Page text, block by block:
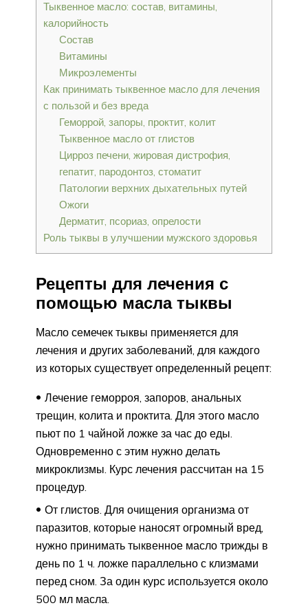
Тыквенное масло: состав, витамины,
калорийность
Состав
Витамины
Микроэлементы
Как принимать тыквенное масло для лечения
с пользой и без вреда
Геморрой, запоры, проктит, колит
Тыквенное масло от глистов
Цирроз печени, жировая дистрофия,
гепатит, пародонтоз, стоматит
Патологии верхних дыхательных путей
Ожоги
Дерматит, псориаз, опрелости
Роль тыквы в улучшении мужского здоровья
Рецепты для лечения с
помощью масла тыквы
Масло семечек тыквы применяется для
лечения и других заболеваний, для каждого
из которых существует определенный рецепт:
Лечение геморроя, запоров, анальных
трещин, колита и проктита. Для этого масло
пьют по 1 чайной ложке за час до еды.
Одновременно с этим нужно делать
микроклизмы. Курс лечения рассчитан на 15
процедур.
От глистов. Для очищения организма от
паразитов, которые наносят огромный вред,
нужно принимать тыквенное масло трижды в
день по 1 ч. ложке параллельно с клизмами
перед сном. За один курс используется около
500 мл масла.